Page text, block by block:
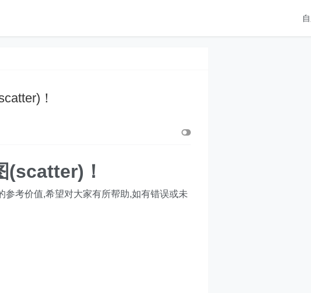
！
(scatter)！
考价值,希望对大家有所帮助,如有错误或未